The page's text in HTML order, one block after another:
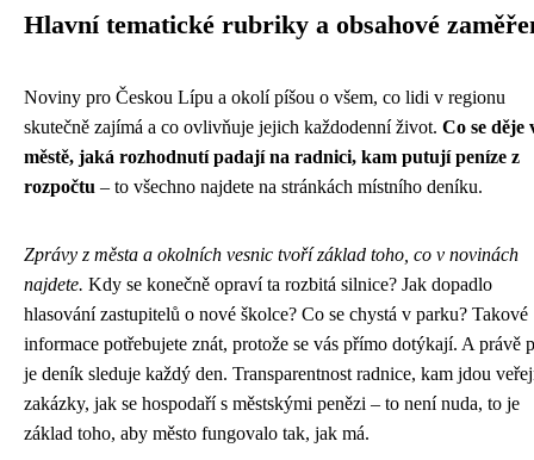
Hlavní tematické rubriky a obsahové
Noviny pro Českou Lípu a okolí píšou o všem, co lidi v regionu
skutečně zajímá a co ovlivňuje jejich každodenní život. Co se děje
městě, jaká rozhodnutí padají na radnici, kam putují peníze z
rozpočtu – to všechno najdete na stránkách místního deníku.
Zprávy z města a okolních vesnic tvoří základ toho, co v novinách
najdete. Kdy se konečně opraví ta rozbitá silnice? Jak dopadlo
hlasování zastupitelů o nové školce? Co se chystá v parku? Takové
informace potřebujete znát, protože se vás přímo dotýkají. A právě
je deník sleduje každý den. Transparentnost radnice, kam jdou
zakázky, jak se hospodaří s městskými penězi – to není nuda, to je
základ toho, aby město fungovalo tak, jak má.